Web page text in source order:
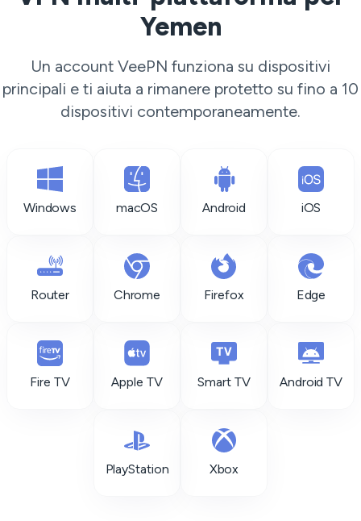
Yemen
Un account VeePN funziona su dispositivi
principali e ti aiuta a rimanere protetto su fino a 10
dispositivi contemporaneamente.
Windows macOS Android iOS
Router Chrome Firefox Edge
Fire TV Apple TV Smart TV Android TV
PlayStation Xbox